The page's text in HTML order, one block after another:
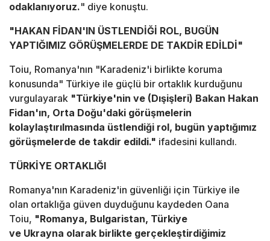
odaklanıyoruz." diye konuştu.
"HAKAN FİDAN'IN ÜSTLENDİĞİ ROL, BUGÜN
YAPTIĞIMIZ GÖRÜŞMELERDE DE TAKDİR EDİLDİ"
Toiu, Romanya'nın "Karadeniz'i birlikte koruma
konusunda" Türkiye ile güçlü bir ortaklık kurduğunu
vurgulayarak "Türkiye'nin ve (Dışişleri) Bakan Hakan
Fidan'ın, Orta Doğu'daki görüşmelerin
kolaylaştırılmasında üstlendiği rol, bugün yaptığımız
görüşmelerde de takdir edildi." ifadesini kullandı.
TÜRKİYE ORTAKLIĞI
Romanya'nın Karadeniz'in güvenliği için Türkiye ile
olan ortaklığa güven duyduğunu kaydeden Oana
Toiu, "Romanya, Bulgaristan, Türkiye
ve Ukrayna olarak birlikte gerçekleştirdiğimiz